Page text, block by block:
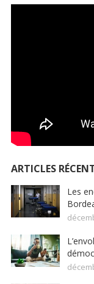
ARTICLES
Les